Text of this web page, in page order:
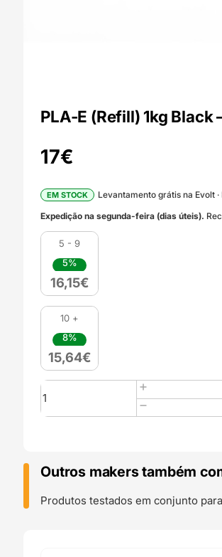
PLA-E (Refill) 1kg Black
17€
EM STOCK
Levantamento grátis na Evolt
Expedição na segunda-feira (dias úteis).
5 - 9
5%
16,15€
10 +
8%
15,64€
Quantidade
de
PLA-
1kg
Black
-
Outros makers também
Produtos testados em conjunto